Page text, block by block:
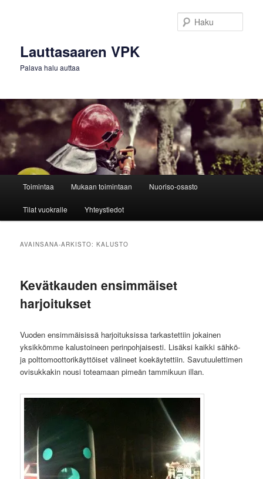
Lauttasaaren VPK
Palava halu auttaa
Toimintaa Mukaan toimintaan Nuoriso-osasto
Tilat vuokralle Yhteystiedot
AVAINSANA-ARKISTO:KALUSTO
Kevätkauden ensimmäiset
harjoitukset
Vuoden ensimmäisissä harjoituksissa tarkastettiin jokainen
yksikkömme kalustoineen perinpohjaisesti. Lisäksi kaikki sähkö-
ja polttomoottorikäyttöiset välineet koekäytettiin. Savutuulettimen
ovisukkakin nousi toteamaan pimeän tammikuun illan.